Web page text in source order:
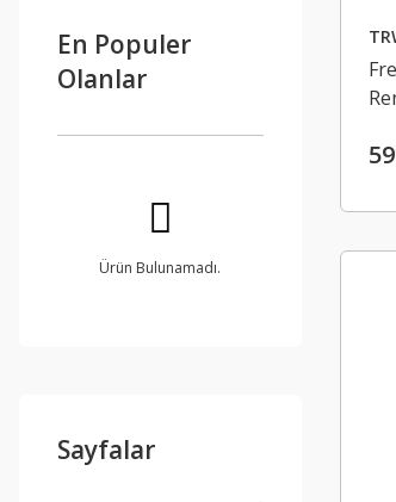
En Populer
Olanlar
Ürün Bulunamadı.
Sayfalar